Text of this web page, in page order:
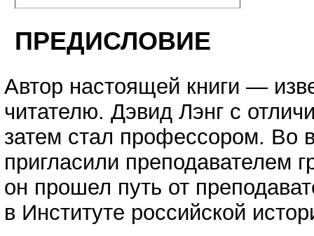
ПРЕДИСЛОВИЕ
Автор настоящей книги —
читателю. Дэвид Лэнг с
затем стал профессором. Во
пригласили преподавателем
он прошел путь от
в Институте российской